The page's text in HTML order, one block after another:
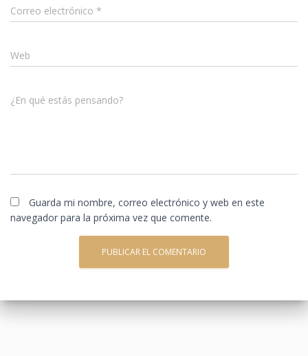
Correo electrónico *
Web
¿En qué estás pensando?
Guarda mi nombre, correo electrónico y web en este
navegador para la próxima vez que comente.